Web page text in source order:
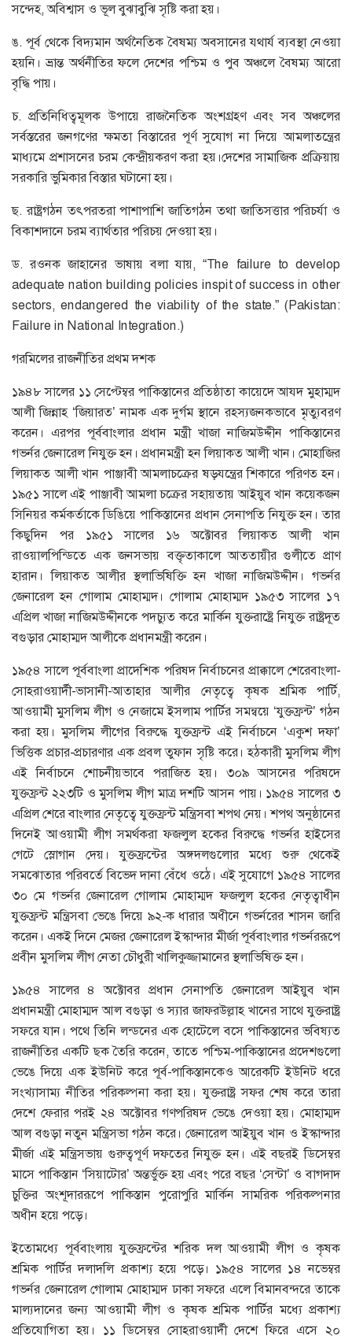
সন্দেহ, অবিশ্বাস ও ভূল বুঝাবুঝি সৃষ্টি করা হয়।
ঙ. পূর্ব থেকে বিদ্যমান অর্থনৈতিক বৈষম্য অবসানের যথার্য ব্যবস্থা নেওয়া
হয়নি। ভ্রান্ত অর্থনীতির ফলে দেশের পশ্চিম ও পুব অঞ্চলে বৈষম্য আরো
বৃদ্ধি পায়।
চ. প্রতিনিধিত্বমূলক উপায়ে রাজনৈতিক অংশগ্রহণ এবং সব অঞ্চলের
সর্বস্তরের জনগণের ক্ষমতা বিস্তারের পূর্ণ সুযোগ না দিয়ে আমলাতন্ত্রের
মাধ্যমে প্রশাসনের চরম কেন্দ্রীয়করণ করা হয়।দেশের সামাজিক প্রক্রিয়ায়
সরকারি ভুমিকার বিস্তার ঘটানো হয়।
ছ. রাষ্ট্রগঠন তৎপরতরা পাশাপাশি জাতিগঠন তথা জাতিসত্তার পরিচর্যা ও
বিকাশদানে চরম ব্যার্থতার পরিচয় দেওয়া হয়।
ড. রওনক জাহানের ভাষায় বলা যায়, “The failure to develop
adequate nation building policies inspit of success in other
sectors, endangered the viability of the state.” (Pakistan:
Failure in National Integration.)
গরমিলের রাজনীতির প্রথম দশক
১৯৪৮ সালের ১১ সেপ্টেম্বর পাকিস্তানের প্রতিষ্ঠাতা কায়েদে আযদ মুহাম্মদ
আলী জিন্নাহ ‘জিয়ারত’ নামক এক দুর্গম স্থানে রহস্যজনকভাবে মৃত্যুবরণ
করেন। এরপর পূর্ববাংলার প্রধান মন্ত্রী খাজা নাজিমউদ্দীন পাকিস্তানের
গভর্নর জেনারেল নিযুক্ত হন। প্রধানমন্ত্রী হন লিয়াকত আলী খান। মোহাজির
লিয়াকত আলী খান পাঞ্জাবী আমলাচক্রের ষড়যন্ত্রের শিকারে পরিণত হন।
১৯৫১ সালে এই পাঞ্জাবী আমলা চক্রের সহায়তায় আইয়ুব খান কয়েকজন
সিনিয়র কর্মকর্তাকে ডিঙিয়ে পাকিস্তানের প্রধান সেনাপতি নিযুক্ত হন। তার
কিছুদিন পর ১৯৫১ সালের ১৬ অক্টোবর লিয়াকত আলী খান
রাওয়ালপিন্ডিতে এক জনসভায় বক্তৃতাকালে আততায়ীর গুলীতে প্রাণ
হারান। লিয়াকত আলীর স্থলাভিষিক্তি হন খাজা নাজিমউদ্দীন। গভর্নর
জেনারেল হন গোলাম মোহাম্মদ। গোলাম মোহাম্মদ ১৯৫৩ সালের ১৭
এপ্রিল খাজা নাজিমউদ্দীনকে পদচ্যুত করে মার্কিন যুক্তরাষ্ট্রে নিযুক্ত রাষ্ট্রদূত
বগুড়ার মোহাম্মদ আলীকে প্রধানমন্ত্রী করেন।
১৯৫৪ সালে পূর্ববাংলা প্রাদেশিক পরিষদ নির্বাচনের প্রাক্কালে শেরেবাংলা-
সোহরাওয়ার্দী-ভাসানী-আতাহার আলীর নেতৃত্বে কৃষক শ্রমিক পার্টি,
আওয়ামী মুসলিম লীগ ও নেজামে ইসলাম পার্টির সমন্বয়ে ‘যুক্তফ্রন্ট’ গঠন
করা হয়। মুসলিম লীগের বিরুদ্ধে যুক্তফ্রন্ট এই নির্বাচনে ‘একুশ দফা’
ভিত্তিক প্রচার-প্রচারণার এক প্রবল তুফান সৃষ্টি করে। হঠকারী মুসলিম লীগ
এই নির্বাচনে শোচনীয়ভাবে পরাজিত হয়। ৩০৯ আসনের পরিষদে
যুক্তফ্রন্ট ২২৩টি ও মুসলিম লীগ মাত্র দশটি আসন পায়। ১৯৫৪ সালের ৩
এপ্রিল শেরে বাংলার নেতৃত্বে যুক্তফ্রন্ট মন্ত্রিসবা শপথ নেয়। শপথ অনুষ্ঠানের
দিনেই আওয়ামী লীগ সমর্থকরা ফজলুল হকের বিরুদ্ধে গভর্নর হাইসের
গেটে স্লোগান দেয়। যুক্তফ্রন্টের অঙ্গদলগুলোর মধ্যে শুরু থেকেই
সমঝোতার পরিবর্তে বিভেদ দানা বেঁধে ওঠে। এই সুযোগে ১৯৫৪ সালের
৩০ মে গভর্নর জেনারেল গোলাম মোহাম্মদ ফজলুল হকের নেতৃত্বাধীন
যুক্তফ্রন্ট মন্ত্রিসবা ভেঙে দিয়ে ৯২-ক ধারার অধীনে গভর্নরের শাসন জারি
করেন। একই দিনে মেজর জেনারেল ইস্কান্দার মীর্জা পূর্ববাংলার গভর্নররূপে
প্রবীন মুসলিম লীগ নেতা চৌধুরী খালিকুজ্জামানের স্থলাভিষিক্ত হন।
১৯৫৪ সালের ৪ অক্টোবর প্রধান সেনাপতি জেনারেল আইয়ুব খান
প্রধানমন্ত্রী মোহাম্মদ আল বগুড়া ও স্যার জাফরউল্লাহ খানের সাথে যুক্তরাষ্ট্র
সফরে যান। পথে তিনি লন্ডনের এক হোটেলে বসে পাকিস্তানের ভবিষ্যত
রাজনীতির একটি ছক তৈরি করেন, তাতে পশ্চিম-পাকিস্তানের প্রদেশগুলো
ভেঙে দিয়ে এক ইউনিট করে পূর্ব-পাকিস্তানকেও আরেকটি ইউনিট ধরে
সংখ্যাসাম্য নীতির পরিকল্পনা করা হয়। যুক্তরাষ্ট্র সফর শেষ করে তারা
দেশে ফেরার পরই ২৪ অক্টোবর গণপরিষদ ভেঙে দেওয়া হয়। মোহাম্মদ
আল বগুড়া নতুন মন্ত্রিসভা গঠন করে। জেনারেল আইয়ুব খান ও ইস্কান্দার
মীর্জা এই মন্ত্রিসভায় গুরুত্বপূর্ণ দফতের নিযুক্ত হন। এই বছরই ডিসেম্বর
মাসে পাকিস্তান ‘সিয়াটোর’ অন্তর্ভুক্ত হয় এবং পরে বছর ‘সেন্টা’ ও বাগদাদ
চুক্তির অংশূদাররূপে পাকিস্তান পুরোপুরি মার্কিন সামরিক পরিকল্পনার
অধীন হয়ে পড়ে।
ইতোমধ্যে পূর্ববাংলায় যুক্তফ্রন্টের শরিক দল আওয়ামী লীগ ও কৃষক
শ্রমিক পার্টির দলাদলি প্রকাশ্য হয়ে পড়ে। ১৯৫৪ সালের ১৪ নভেম্বর
গভর্নর জেনারেল গোলাম মোহাম্মদ ঢাকা সফরে এলে বিমানবন্দরে তাকে
মাল্যদানের জন্য আওয়ামী লীগ ও কৃষক শ্রমিক পার্টির মধ্যে প্রকাশ্য
প্রতিযোগিতা হয়। ১১ ডিসেম্বর সোহরাওয়ার্দী দেশে ফিরে এসে ২০